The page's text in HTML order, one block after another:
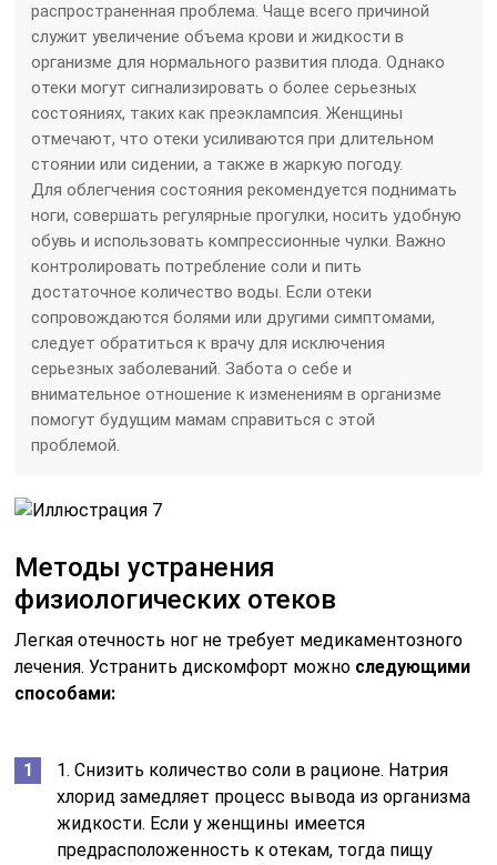
распространенная проблема. Чаще всего причиной
служит увеличение объема крови и жидкости в
организме для нормального развития плода. Однако
отеки могут сигнализировать о более серьезных
состояниях, таких как преэклампсия. Женщины
отмечают, что отеки усиливаются при длительном
стоянии или сидении, а также в жаркую погоду.
Для облегчения состояния рекомендуется поднимать
ноги, совершать регулярные прогулки, носить удобную
обувь и использовать компрессионные чулки. Важно
контролировать потребление соли и пить
достаточное количество воды. Если отеки
сопровождаются болями или другими симптомами,
следует обратиться к врачу для исключения
серьезных заболеваний. Забота о себе и
внимательное отношение к изменениям в организме
помогут будущим мамам справиться с этой
проблемой.
Методы устранения
физиологических отеков
Легкая отечность ног не требует медикаментозного
лечения. Устранить дискомфорт можно следующими
способами:
1. Снизить количество соли в рационе. Натрия
хлорид замедляет процесс вывода из организма
жидкости. Если у женщины имеется
предрасположенность к отекам, тогда пищу